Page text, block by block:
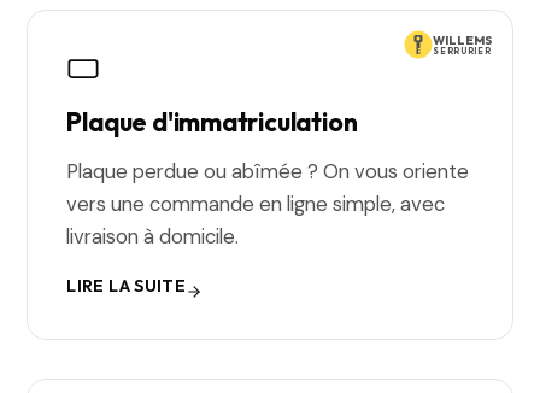
WILLEMS
SERRURIER
Plaque d'immatriculation
Plaque perdue ou abîmée ? On vous oriente
vers une commande en ligne simple, avec
livraison à domicile.
LIRE LA SUITE